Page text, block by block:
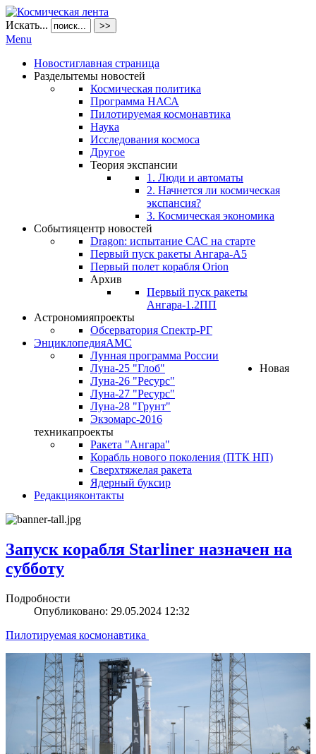
Искать... >>
Menu
Новостиглавная страница
Разделытемы новостей
Космическая политика
Программа НАСА
Пилотируемая космонавтика
Наука
Исследования космоса
Другое
Теория экспансии
1. Люди и автоматы
2. Начнется ли космическая
экспансия?
3. Космическая экономика
Событияцентр новостей
Dragon: испытание САС на старте
Первый пуск ракеты Ангара-А5
Первый полет корабля Orion
Архив
Первый пуск ракеты
Ангара-1.2ПП
Астрономияпроекты
Обсерватория Спектр-РГ
ЭнциклопедияАМС
Лунная программа России
Луна-25 "Глоб"
Луна-26 "Ресурс"
Луна-27 "Ресурс"
Луна-28 "Грунт"
Экзомарс-2016
Новая
техникапроекты
Ракета "Ангара"
Корабль нового поколения (ПТК НП)
Сверхтяжелая ракета
Ядерный буксир
Редакцияконтакты
Запуск корабля Starliner назначен на
субботу
Подробности
Опубликовано: 29.05.2024 12:32
Пилотируемая космонавтика